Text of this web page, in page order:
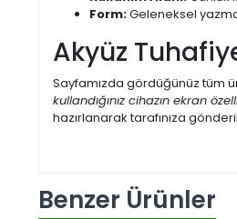
Form:Geleneksel
Akyüz
Sayfamızda gördüğünüz tüm
kullandığınız cihazın ekran
hazırlanarak tarafınıza
Benzer Ürünler